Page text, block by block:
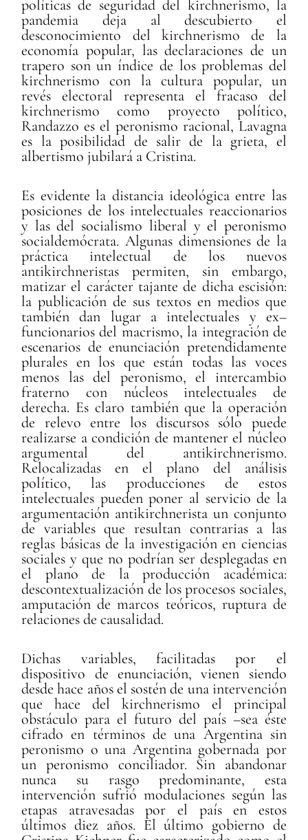
políticas de seguridad del kirchnerismo, la
pandemia deja al descubierto el
desconocimiento del kirchnerismo de la
economía popular, las declaraciones de un
trapero son un índice de los problemas del
kirchnerismo con la cultura popular, un
revés electoral representa el fracaso del
kirchnerismo como proyecto político,
Randazzo es el peronismo racional, Lavagna
es la posibilidad de salir de la grieta, el
albertismo jubilará a Cristina.
Es evidente la distancia ideológica entre las
posiciones de los intelectuales reaccionarios
y las del socialismo liberal y el peronismo
socialdemócrata. Algunas dimensiones de la
práctica intelectual de los nuevos
antikirchneristas permiten, sin embargo,
matizar el carácter tajante de dicha escisión:
la publicación de sus textos en medios que
también dan lugar a intelectuales y ex–
funcionarios del macrismo, la integración de
escenarios de enunciación pretendidamente
plurales en los que están todas las voces
menos las del peronismo, el intercambio
fraterno con núcleos intelectuales de
derecha. Es claro también que la operación
de relevo entre los discursos sólo puede
realizarse a condición de mantener el núcleo
argumental del antikirchnerismo.
Relocalizadas en el plano del análisis
político, las producciones de estos
intelectuales pueden poner al servicio de la
argumentación antikirchnerista un conjunto
de variables que resultan contrarias a las
reglas básicas de la investigación en ciencias
sociales y que no podrían ser desplegadas en
el plano de la producción académica:
descontextualización de los procesos sociales,
amputación de marcos teóricos, ruptura de
relaciones de causalidad.
Dichas variables, facilitadas por el
dispositivo de enunciación, vienen siendo
desde hace años el sostén de una intervención
que hace del kirchnerismo el principal
obstáculo para el futuro del país –sea éste
cifrado en términos de una Argentina sin
peronismo o una Argentina gobernada por
un peronismo conciliador. Sin abandonar
nunca su rasgo predominante, esta
intervención sufrió modulaciones según las
etapas atravesadas por el país en estos
últimos diez años. El último gobierno de